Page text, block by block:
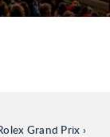
Grand Prix